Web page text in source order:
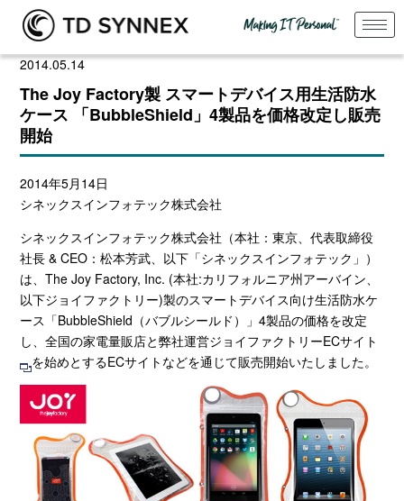
2014.05.14
The Joy Factory製 スマートデバイス用生活防水
ケース 「BubbleShield」4製品を価格改定し販売
開始
2014年5月14日
シネックスインフォテック株式会社
シネックスインフォテック株式会社（本社：東京、代表取締役
社長 & CEO：松本芳武、以下「シネックスインフォテック」）
は、The Joy Factory, Inc. (本社:カリフォルニア州アーバイン、
以下ジョイファクトリー)製のスマートデバイス向け生活防水ケ
ース「BubbleShield（バブルシールド）」4製品の価格を改定
し、全国の家電量販店と弊社運営ジョイファクトリーECサイト
を始めとするECサイトなどを通じて販売開始いたしました。